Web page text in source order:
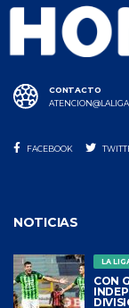
CONTACTO
FACEBOOK
NOTICIAS
LA
CON